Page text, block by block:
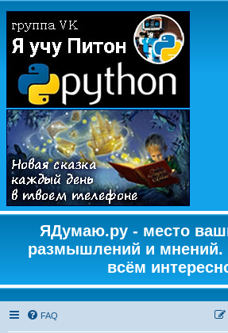
ЯДумаю.ру - место
размышлений и мнений.
всём
FAQ